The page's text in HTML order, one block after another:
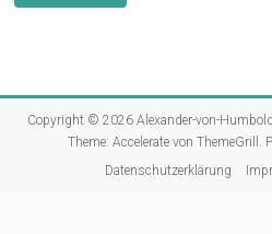
Copyright © 2026Alexander-von-
Theme:Accelerate von ThemeGrill.
Datenschutzerklärung